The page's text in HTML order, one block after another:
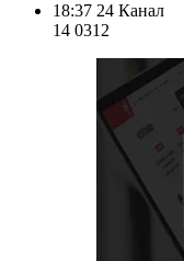
18:37 24 Канал
14 031 2